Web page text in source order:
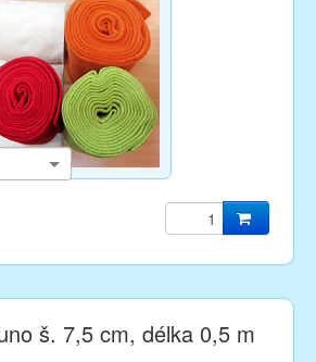
š. 7,5 cm, délka 0,5 m